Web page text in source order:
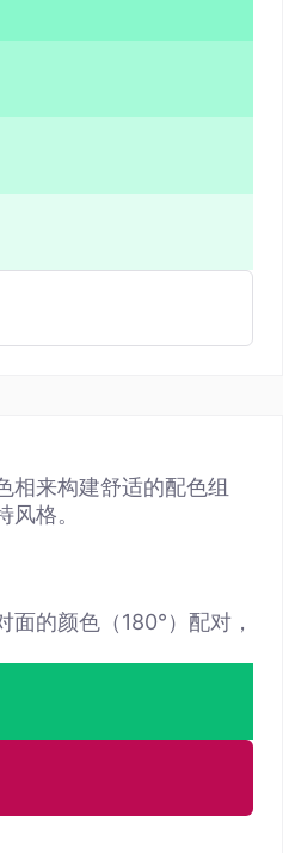
相来构建舒适的配色组
格。
的颜色（180°）配对，